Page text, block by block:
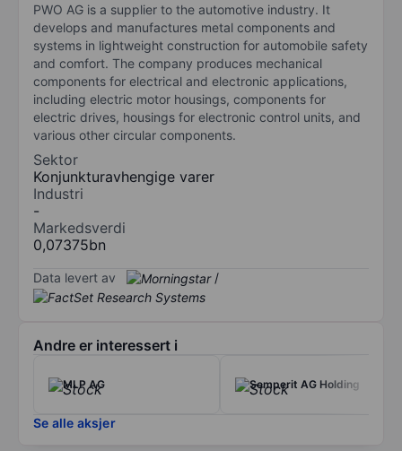
PWO AG is a supplier to the automotive industry. It
develops and manufactures metal components and
systems in lightweight construction for automobile safety
and comfort. The company produces mechanical
components for electrical and electronic applications,
including electric motor housings, components for
electric drives, housings for electronic control units, and
various other circular components.
Sektor
Konjunkturavhengige varer
Industri
-
Markedsverdi
0,07375bn
Data levert av /
Andre er interessert i
MLP AG Semperit AG Holding
Se alle aksjer